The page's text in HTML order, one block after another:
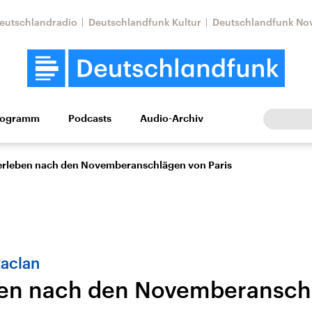
Deutschlandfunk Kultur Deutschlandfunk
Wissen Kultur Europa
Iran
Faktenchecks
In unseren
Podcasts Audio-Archiv
nach den Novemberanschlägen von Paris
nach den